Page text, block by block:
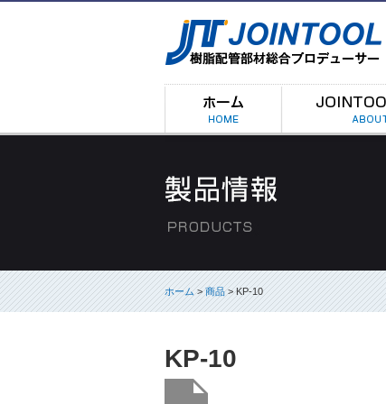
ホーム>商品> KP-10
KP-10